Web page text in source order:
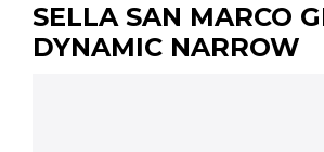
SELLA SAN MARCO
DYNAMIC NARROW